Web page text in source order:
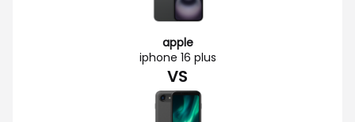
apple
iphone 16 plus
VS